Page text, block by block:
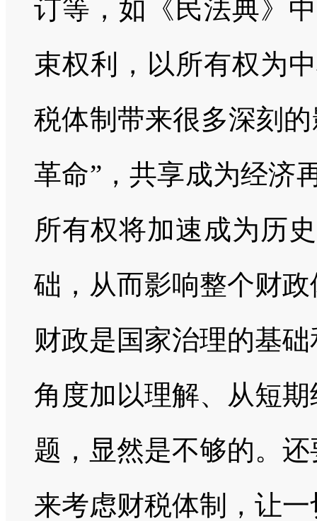
订等，如《民法典》
束权利，以所有权为
税体制带来很多深刻
革命”，共享成为经济
所有权将加速成为历
础，从而影响整个财
财政是国家治理的基
角度加以理解、从短
题，显然是不够的。
来考虑财税体制，让